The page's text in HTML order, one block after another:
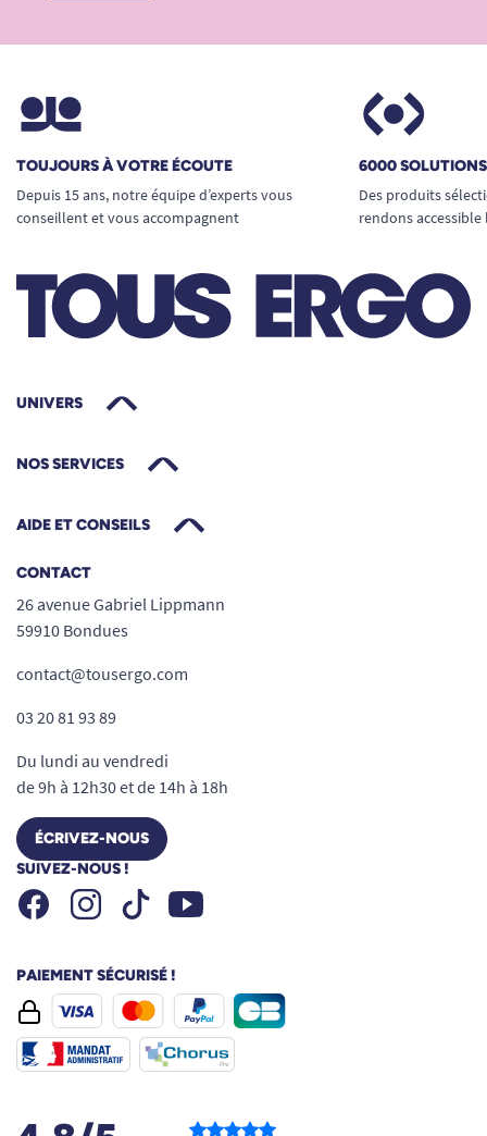
TOUJOURS À VOTRE ÉCOUTE
Depuis 15 ans, notre équipe d’experts vous
conseillent et vous accompagnent
6000
Des produits
rendons
UNIVERS
NOS SERVICES
AIDE ET CONSEILS
CONTACT
26 avenue Gabriel Lippmann
59910 Bondues
contact@tousergo.com
03 20 81 93 89
Du lundi au vendredi
de 9h à 12h30 et de 14h à 18h
ÉCRIVEZ-NOUS
SUIVEZ-NOUS !
FacebookInstagramTiktok Youtube
PAIEMENT SÉCURISÉ !